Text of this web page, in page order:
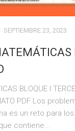
SEPTIEMBRE 23, 2023
BLOQUE I
PDF Los
es un reto para los
contiene...